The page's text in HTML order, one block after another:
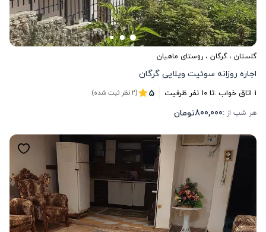
گلستان ،گرگان ، روستای ماهیان
اجاره روزانه سوئیت ویلایی گرگان
1 اتاق خواب .تا10 نفر ظرفیت 5 (2 نظر ثبت شده)
هر شب از :800,000تومان